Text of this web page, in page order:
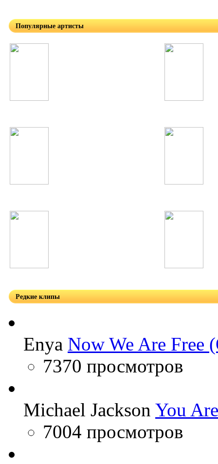
Популярные артисты
Редкие клипы
Enya Now We Are Free
7370 просмотров
Michael Jackson You
7004 просмотров